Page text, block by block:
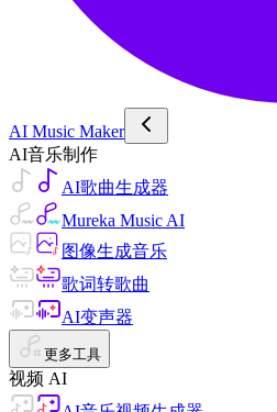
AI Music Maker
AI音乐制作
AI歌曲生成器
Mureka Music AI
图像生成音乐
歌词转歌曲
AI变声器
更多工具
视频 AI